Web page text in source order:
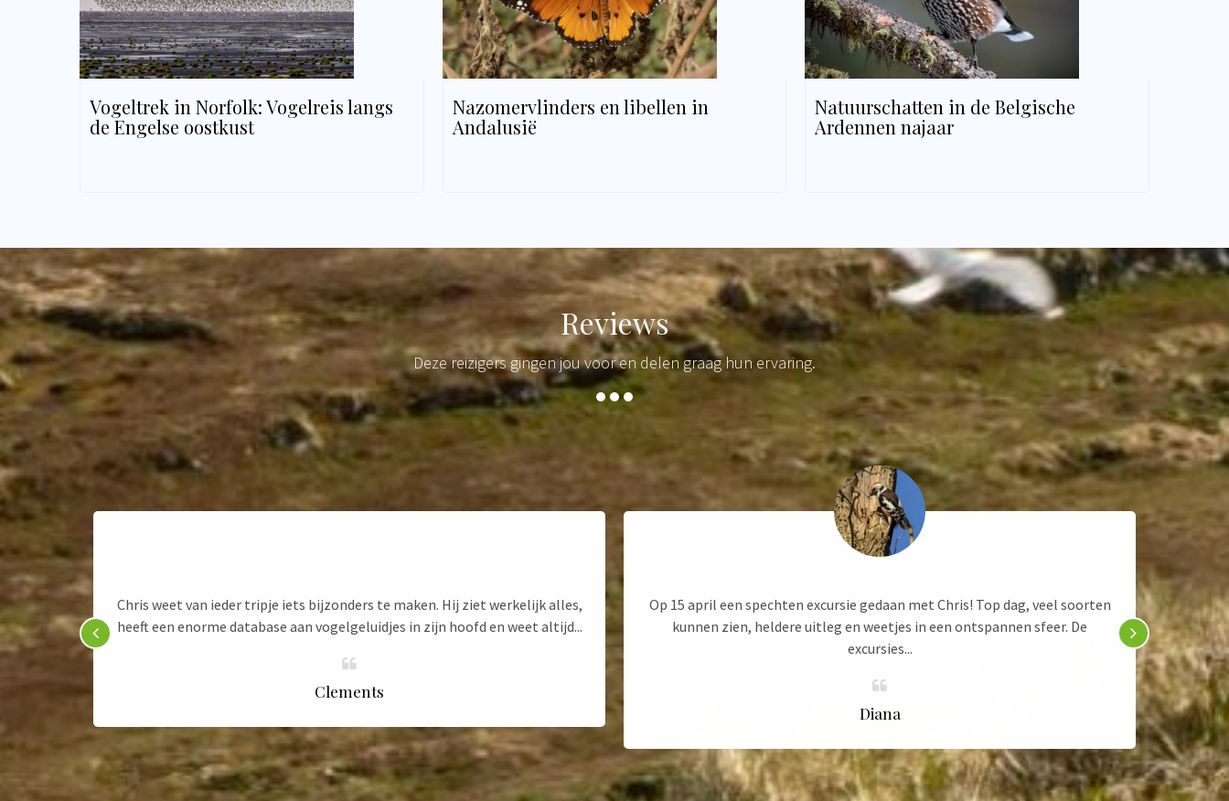
Vogeltrek in Norfolk: Vogelreis langs
de Engelse oostkust
Nazomervlinders en libellen in
Andalusië
Natuurschatten in de Belgische
Ardennen najaar
Reviews
Deze reizigers gingen jou voor en delen graag hun ervaring.
ook
Chris weet van ieder tripje iets bijzonders te maken. Hij ziet werkelijk alles,
heeft een enorme database aan vogelgeluidjes in zijn hoofd en weet altijd...
Clements
Op 15 april een spechten excursie gedaan met Chris! Top dag, veel soorten
kunnen zien, heldere uitleg en weetjes in een ontspannen sfeer. De
excursies...
Diana
Wil